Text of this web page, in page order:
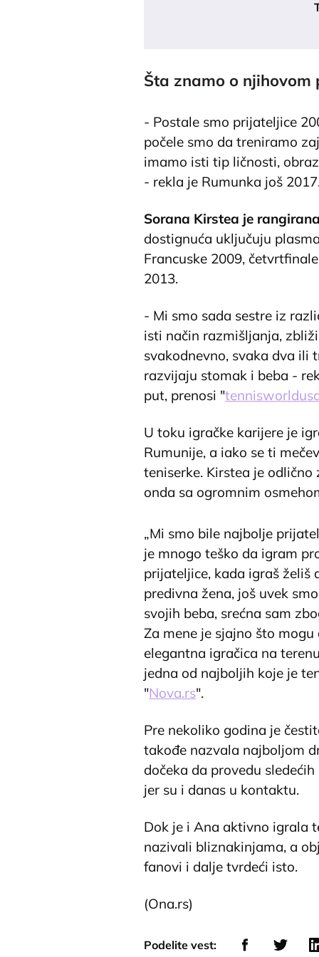
Šta znamo o njihovom
- Postale smo prijateljice
počele smo da treniramo
imamo isti tip ličnosti,
- rekla je Rumunka još
Sorana Kirstea je
dostignuća uključuju
Francuske 2009,
2013.
- Mi smo sada sestre iz
isti način razmišljanja,
svakodnevno, svaka dva ili
razvijaju stomak i beba -
put, prenosi "
U toku igračke karijere je
Rumunije, a iako se ti
teniserke. Kirstea je
onda sa ogromnim
„Mi smo bile najbolje
je mnogo teško da igram
prijateljice, kada igraš želiš
predivna žena, još uvek
svojih beba, srećna sam
Za mene je sjajno što
elegantna igračica na
jedna od najboljih koje je
"Nova.rs".
Pre nekoliko godina je
takođe nazvala najboljom
dočeka da provedu
jer su i danas u kontaktu.
Dok je i Ana aktivno igrala
nazivali bliznakinjama, a
fanovi i dalje tvrdeći isto.
(Ona.rs)
Podelite vest: